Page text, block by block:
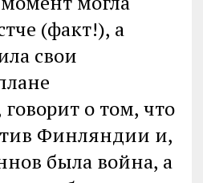
(факт!), а
свои
о том, что
Финляндии и,
была война, а